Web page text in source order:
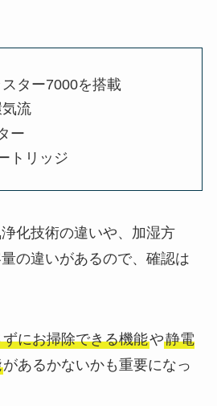
ター7000を搭載
流
ー
トリッジ
化技術の違いや、加湿方
の違いがあるので、確認は
にお掃除できる機能や静電
があるかないかも重要になっ